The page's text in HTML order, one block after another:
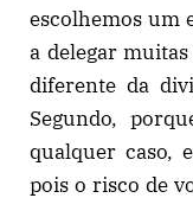
escolhemos um
a delegar
diferente da
Segundo,
qualquer caso,
pois o risco de